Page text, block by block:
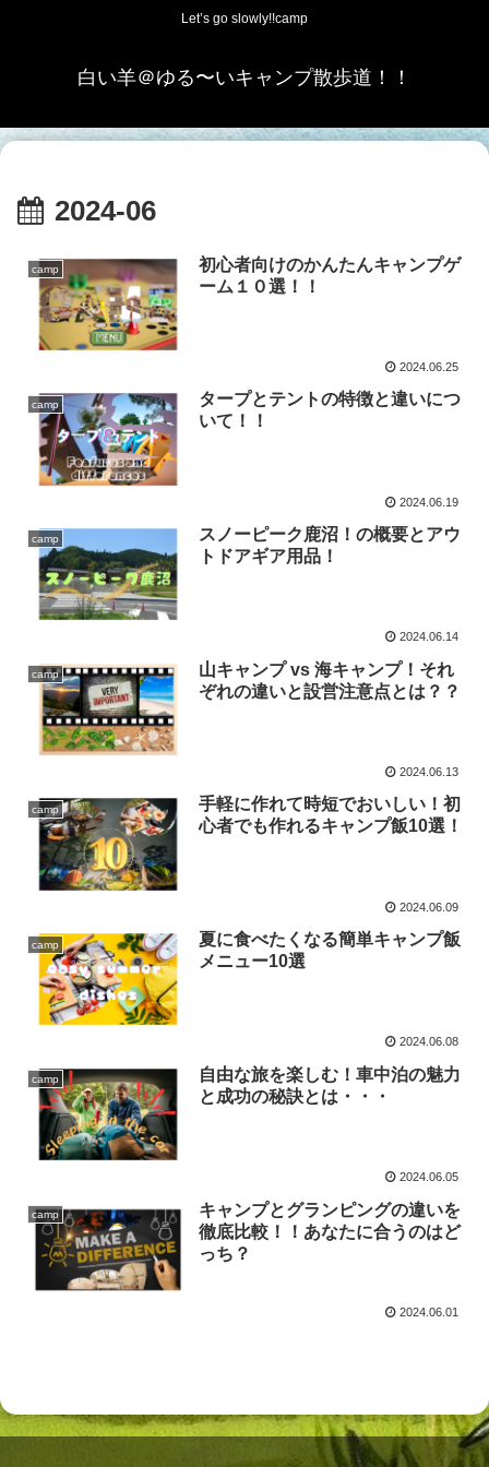
Let’s go slowly!!camp
白い羊＠ゆる〜いキャンプ散歩道！！
2024-06
camp
初心者向けのかんたんキャンプゲ
ーム１０選！！
2024.06.25
camp
タープとテントの特徴と違いにつ
いて！！
2024.06.19
camp
スノーピーク鹿沼！の概要とアウ
トドアギア用品！
2024.06.14
camp
山キャンプ vs 海キャンプ！それ
ぞれの違いと設営注意点とは？？
2024.06.13
camp
手軽に作れて時短でおいしい！初
心者でも作れるキャンプ飯10選！
2024.06.09
camp
夏に食べたくなる簡単キャンプ飯
メニュー10選
2024.06.08
camp
自由な旅を楽しむ！車中泊の魅力
と成功の秘訣とは・・・
2024.06.05
camp
キャンプとグランピングの違いを
徹底比較！！あなたに合うのはど
っち？
2024.06.01